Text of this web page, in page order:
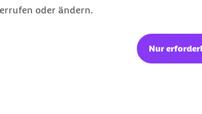
oder ändern.
Nur
einzeln